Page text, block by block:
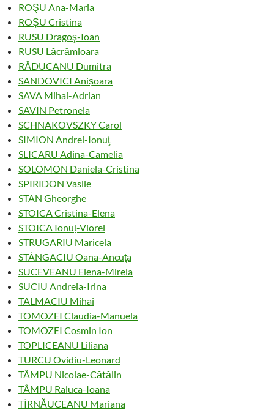
ROŞU Ana-Maria
ROȘU Cristina
RUSU Dragoş-Ioan
RUSU Lăcrămioara
RĂDUCANU Dumitra
SANDOVICI Anișoara
SAVA Mihai-Adrian
SAVIN Petronela
SCHNAKOVSZKY Carol
SIMION Andrei-Ionuţ
SLICARU Adina-Camelia
SOLOMON Daniela-Cristina
SPIRIDON Vasile
STAN Gheorghe
STOICA Cristina-Elena
STOICA Ionuț-Viorel
STRUGARIU Maricela
STÂNGACIU Oana-Ancuţa
SUCEVEANU Elena-Mirela
SUCIU Andreia-Irina
TALMACIU Mihai
TOMOZEI Claudia-Manuela
TOMOZEI Cosmin Ion
TOPLICEANU Liliana
TURCU Ovidiu-Leonard
TÂMPU Nicolae-Cătălin
TÂMPU Raluca-Ioana
TÎRNĂUCEANU Mariana